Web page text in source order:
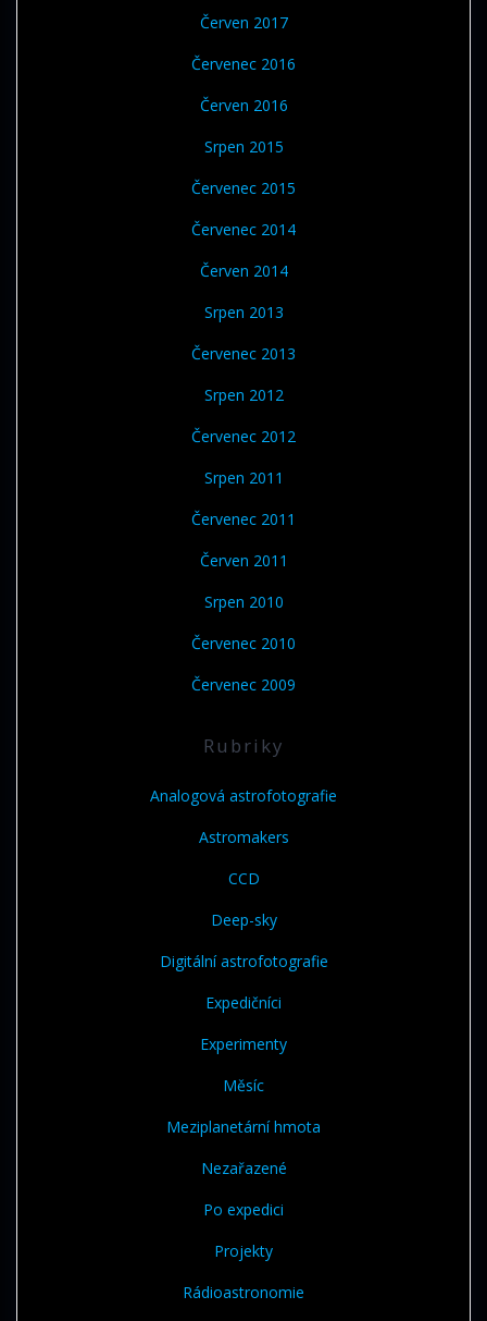
Červen 2017
Červenec 2016
Červen 2016
Srpen 2015
Červenec 2015
Červenec 2014
Červen 2014
Srpen 2013
Červenec 2013
Srpen 2012
Červenec 2012
Srpen 2011
Červenec 2011
Červen 2011
Srpen 2010
Červenec 2010
Červenec 2009
Rubriky
Analogová astrofotografie
Astromakers
CCD
Deep-sky
Digitální astrofotografie
Expedičníci
Experimenty
Měsíc
Meziplanetární hmota
Nezařazené
Po expedici
Projekty
Rádioastronomie